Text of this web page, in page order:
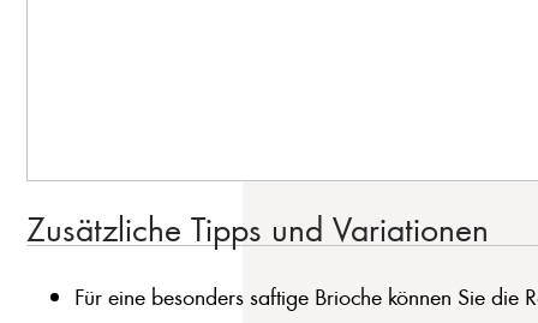
Zusätzliche Tipps und Variationen
Für eine besonders saftige Brioche können Sie die